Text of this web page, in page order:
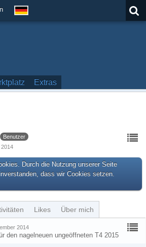
Extras
Benutzer
2014
Durch die Nutzung unserer Seite
dass wir Cookies setzen.
Likes Über mich
2014
den nagelneuen ungeöffneten T4 2015